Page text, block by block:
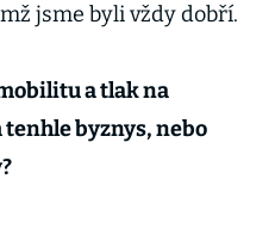
jsme byli vždy dobří.
a tlak na
byznys, nebo